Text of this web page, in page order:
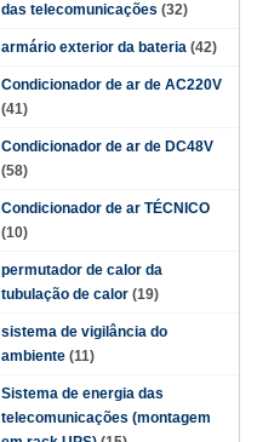
das telecomunicações (32)
armário exterior da bateria (42)
Condicionador de ar de AC220V
(41)
Condicionador de ar de DC48V
(58)
Condicionador de ar TÉCNICO
(10)
permutador de calor da
tubulação de calor (19)
sistema de vigilância do
ambiente (11)
Sistema de energia das
telecomunicações (montagem